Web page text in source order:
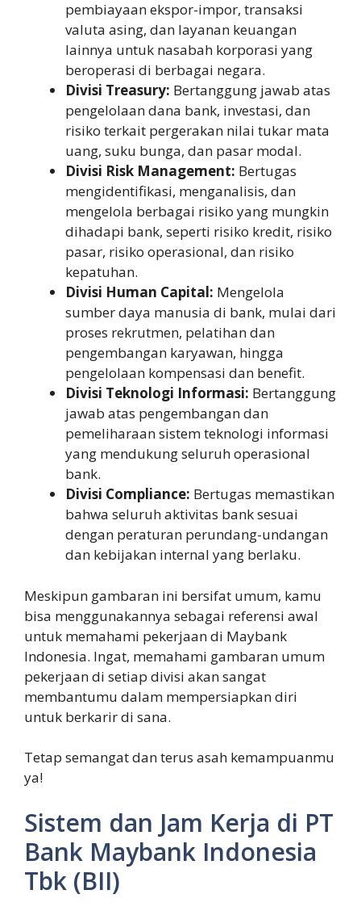
pembiayaan ekspor-impor, transaksi
valuta asing, dan layanan keuangan
lainnya untuk nasabah korporasi yang
beroperasi di berbagai negara.
Divisi Treasury: Bertanggung jawab atas
pengelolaan dana bank, investasi, dan
risiko terkait pergerakan nilai tukar mata
uang, suku bunga, dan pasar modal.
Divisi Risk Management: Bertugas
mengidentifikasi, menganalisis, dan
mengelola berbagai risiko yang mungkin
dihadapi bank, seperti risiko kredit, risiko
pasar, risiko operasional, dan risiko
kepatuhan.
Divisi Human Capital: Mengelola
sumber daya manusia di bank, mulai dari
proses rekrutmen, pelatihan dan
pengembangan karyawan, hingga
pengelolaan kompensasi dan benefit.
Divisi Teknologi Informasi: Bertanggung
jawab atas pengembangan dan
pemeliharaan sistem teknologi informasi
yang mendukung seluruh operasional
bank.
Divisi Compliance: Bertugas memastikan
bahwa seluruh aktivitas bank sesuai
dengan peraturan perundang-undangan
dan kebijakan internal yang berlaku.
Meskipun gambaran ini bersifat umum, kamu
bisa menggunakannya sebagai referensi awal
untuk memahami pekerjaan di Maybank
Indonesia. Ingat, memahami gambaran umum
pekerjaan di setiap divisi akan sangat
membantumu dalam mempersiapkan diri
untuk berkarir di sana.
Tetap semangat dan terus asah kemampuanmu
ya!
Sistem dan Jam Kerja di PT
Bank Maybank Indonesia
Tbk (BII)